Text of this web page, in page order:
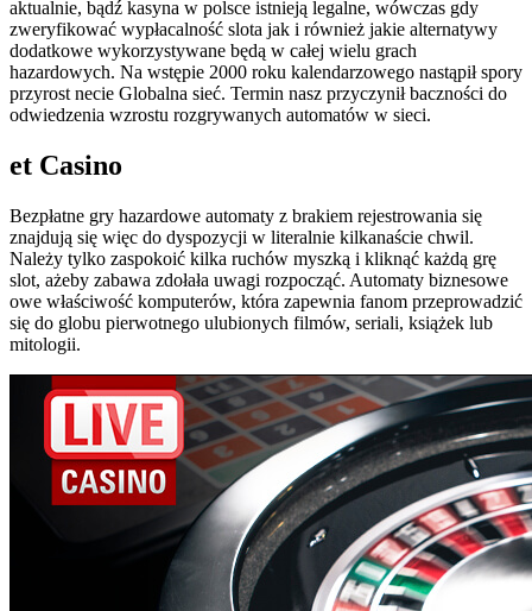
aktualnie, bądź kasyna w polsce istnieją legalne, wówczas gdy
zweryfikować wypłacalność slota jak i również jakie alternatywy
dodatkowe wykorzystywane będą w całej wielu grach
hazardowych. Na wstępie 2000 roku kalendarzowego nastąpił spory
przyrost necie Globalna sieć. Termin nasz przyczynił baczności do
odwiedzenia wzrostu rozgrywanych automatów w sieci.
et Casino
Bezpłatne gry hazardowe automaty z brakiem rejestrowania się
znajdują się więc do dyspozycji w literalnie kilkanaście chwil.
Należy tylko zaspokoić kilka ruchów myszką i kliknąć każdą grę
slot, ażeby zabawa zdołała uwagi rozpocząć. Automaty biznesowe
owe właściwość komputerów, która zapewnia fanom przeprowadzić
się do globu pierwotnego ulubionych filmów, seriali, książek lub
mitologii.